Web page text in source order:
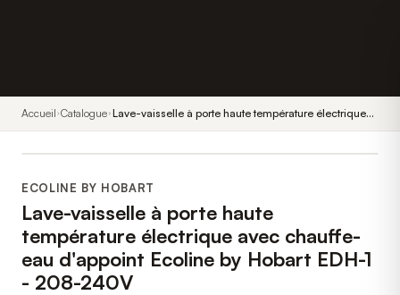
Accueil Catalogue Lave-vaisselle à porte haute température électrique
avec chauffe-eau d'appoint Ecoline by Hobart EDH-1
ECOLINE BY HOBART
Lave-vaisselle à porte haute
température électrique avec chauffe-
eau d'appoint Ecoline by Hobart EDH-1
- 208-240V